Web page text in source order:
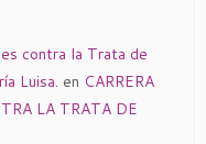
contra la Trata de
Luisa. en CARRERA
LA TRATA DE